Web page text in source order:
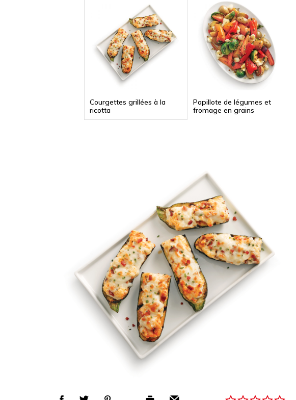
Courgettes grillées à la
ricotta
Papillote de légumes et
fromage en grains